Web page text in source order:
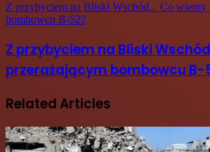
Z przybyciem na Bliski Wschód... Co wiemy
bombowcu B-52?
Z przybyciem na Bliski
przerażającym bombowcu B-
Related Articles